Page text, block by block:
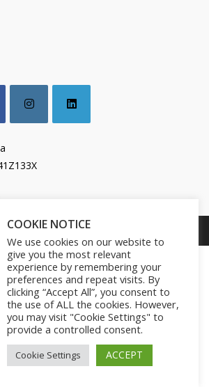
Book & Store. All Rights Reserved.
COOKIE NOTICE
We use cookies on our website to
give you the most relevant
experience by remembering your
preferences and repeat visits. By
clicking “Accept All”, you consent to
the use of ALL the cookies. However,
you may visit "Cookie Settings" to
provide a controlled consent.
Cookie Settings ACCEPT